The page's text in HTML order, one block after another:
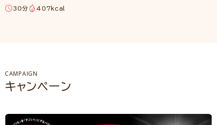
30分 407kcal
CAMPAIGN
キャンペーン